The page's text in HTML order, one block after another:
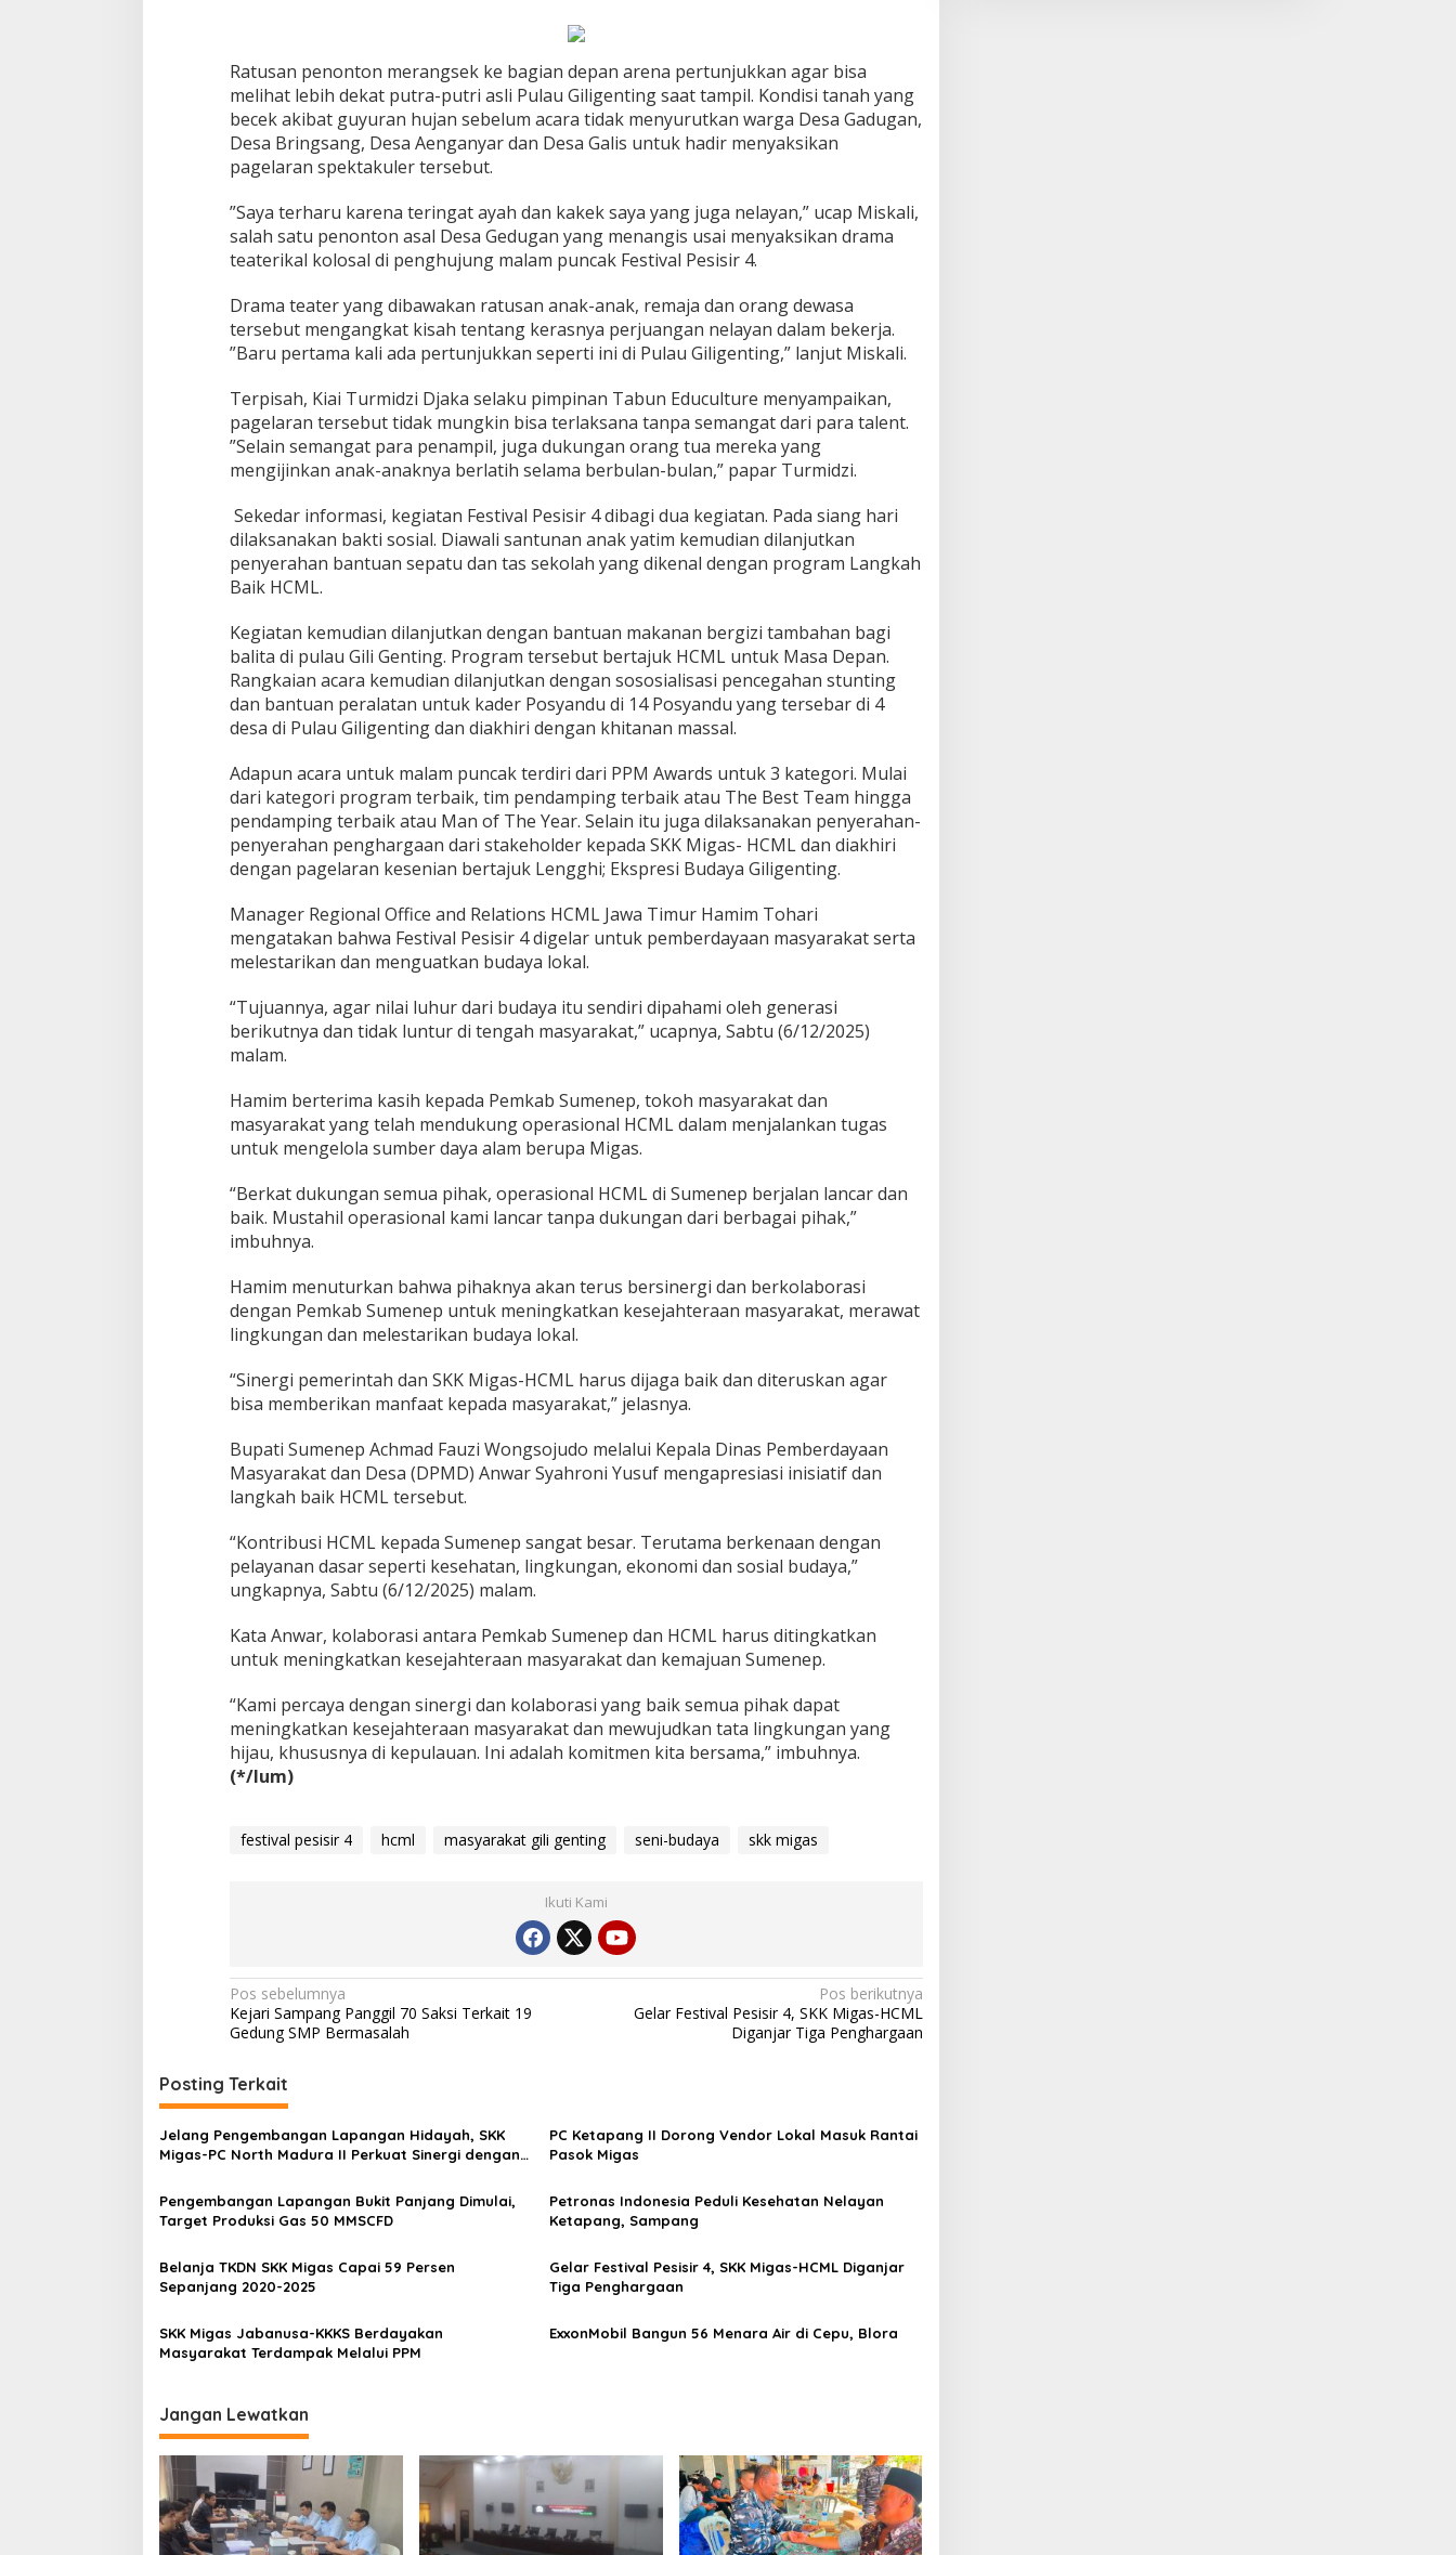
Ratusan penonton merangsek ke bagian depan arena pertunjukkan agar bisa
melihat lebih dekat putra-putri asli Pulau Giligenting saat tampil. Kondisi tanah yang
becek akibat guyuran hujan sebelum acara tidak menyurutkan warga Desa Gadugan,
Desa Bringsang, Desa Aenganyar dan Desa Galis untuk hadir menyaksikan
pagelaran spektakuler tersebut.
”Saya terharu karena teringat ayah dan kakek saya yang juga nelayan,” ucap Miskali,
salah satu penonton asal Desa Gedugan yang menangis usai menyaksikan drama
teaterikal kolosal di penghujung malam puncak Festival Pesisir 4.
Drama teater yang dibawakan ratusan anak-anak, remaja dan orang dewasa
tersebut mengangkat kisah tentang kerasnya perjuangan nelayan dalam bekerja.
”Baru pertama kali ada pertunjukkan seperti ini di Pulau Giligenting,” lanjut Miskali.
Terpisah, Kiai Turmidzi Djaka selaku pimpinan Tabun Educulture menyampaikan,
pagelaran tersebut tidak mungkin bisa terlaksana tanpa semangat dari para talent.
”Selain semangat para penampil, juga dukungan orang tua mereka yang
mengijinkan anak-anaknya berlatih selama berbulan-bulan,” papar Turmidzi.
Sekedar informasi, kegiatan Festival Pesisir 4 dibagi dua kegiatan. Pada siang hari
dilaksanakan bakti sosial. Diawali santunan anak yatim kemudian dilanjutkan
penyerahan bantuan sepatu dan tas sekolah yang dikenal dengan program Langkah
Baik HCML.
Kegiatan kemudian dilanjutkan dengan bantuan makanan bergizi tambahan bagi
balita di pulau Gili Genting. Program tersebut bertajuk HCML untuk Masa Depan.
Rangkaian acara kemudian dilanjutkan dengan sososialisasi pencegahan stunting
dan bantuan peralatan untuk kader Posyandu di 14 Posyandu yang tersebar di 4
desa di Pulau Giligenting dan diakhiri dengan khitanan massal.
Adapun acara untuk malam puncak terdiri dari PPM Awards untuk 3 kategori. Mulai
dari kategori program terbaik, tim pendamping terbaik atau The Best Team hingga
pendamping terbaik atau Man of The Year. Selain itu juga dilaksanakan penyerahan-
penyerahan penghargaan dari stakeholder kepada SKK Migas- HCML dan diakhiri
dengan pagelaran kesenian bertajuk Lengghi; Ekspresi Budaya Giligenting.
Manager Regional Office and Relations HCML Jawa Timur Hamim Tohari
mengatakan bahwa Festival Pesisir 4 digelar untuk pemberdayaan masyarakat serta
melestarikan dan menguatkan budaya lokal.
“Tujuannya, agar nilai luhur dari budaya itu sendiri dipahami oleh generasi
berikutnya dan tidak luntur di tengah masyarakat,” ucapnya, Sabtu (6/12/2025)
malam.
Hamim berterima kasih kepada Pemkab Sumenep, tokoh masyarakat dan
masyarakat yang telah mendukung operasional HCML dalam menjalankan tugas
untuk mengelola sumber daya alam berupa Migas.
“Berkat dukungan semua pihak, operasional HCML di Sumenep berjalan lancar dan
baik. Mustahil operasional kami lancar tanpa dukungan dari berbagai pihak,”
imbuhnya.
Hamim menuturkan bahwa pihaknya akan terus bersinergi dan berkolaborasi
dengan Pemkab Sumenep untuk meningkatkan kesejahteraan masyarakat, merawat
lingkungan dan melestarikan budaya lokal.
“Sinergi pemerintah dan SKK Migas-HCML harus dijaga baik dan diteruskan agar
bisa memberikan manfaat kepada masyarakat,” jelasnya.
Bupati Sumenep Achmad Fauzi Wongsojudo melalui Kepala Dinas Pemberdayaan
Masyarakat dan Desa (DPMD) Anwar Syahroni Yusuf mengapresiasi inisiatif dan
langkah baik HCML tersebut.
“Kontribusi HCML kepada Sumenep sangat besar. Terutama berkenaan dengan
pelayanan dasar seperti kesehatan, lingkungan, ekonomi dan sosial budaya,”
ungkapnya, Sabtu (6/12/2025) malam.
Kata Anwar, kolaborasi antara Pemkab Sumenep dan HCML harus ditingkatkan
untuk meningkatkan kesejahteraan masyarakat dan kemajuan Sumenep.
“Kami percaya dengan sinergi dan kolaborasi yang baik semua pihak dapat
meningkatkan kesejahteraan masyarakat dan mewujudkan tata lingkungan yang
hijau, khususnya di kepulauan. Ini adalah komitmen kita bersama,” imbuhnya.
(*/lum)
festival pesisir 4 hcml masyarakat gili genting seni-budaya skk migas
Ikuti Kami
Navigasi
pos
Pos sebelumnya
Kejari Sampang Panggil 70 Saksi Terkait 19
Gedung SMP Bermasalah
Pos berikutnya
Gelar Festival Pesisir 4, SKK Migas-HCML
Diganjar Tiga Penghargaan
Posting Terkait
Jelang Pengembangan Lapangan Hidayah, SKK
Migas-PC North Madura II Perkuat Sinergi dengan
PC Ketapang II Dorong Vendor Lokal Masuk Rantai
Pasok Migas
Pengembangan Lapangan Bukit Panjang Dimulai,
Target Produksi Gas 50 MMSCFD
Petronas Indonesia Peduli Kesehatan Nelayan
Ketapang, Sampang
Belanja TKDN SKK Migas Capai 59 Persen
Sepanjang 2020-2025
Gelar Festival Pesisir 4, SKK Migas-HCML Diganjar
Tiga Penghargaan
SKK Migas Jabanusa-KKKS Berdayakan
Masyarakat Terdampak Melalui PPM
ExxonMobil Bangun 56 Menara Air di Cepu, Blora
Jangan Lewatkan